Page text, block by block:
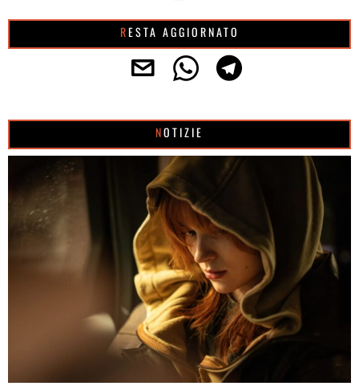
RESTA AGGIORNATO
NOTIZIE